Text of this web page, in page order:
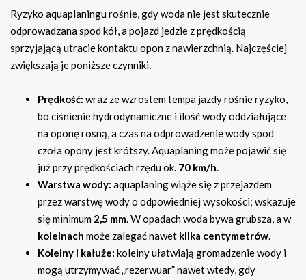
Ryzyko aquaplaningu rośnie, gdy woda nie jest skutecznie
odprowadzana spod kół, a pojazd jedzie z prędkością
sprzyjającą utracie kontaktu opon z nawierzchnią. Najczęściej
zwiększają je poniższe czynniki.
Prędkość: wraz ze wzrostem tempa jazdy rośnie ryzyko,
bo ciśnienie hydrodynamiczne i ilość wody oddziałujące
na oponę rosną, a czas na odprowadzenie wody spod
czoła opony jest krótszy. Aquaplaning może pojawić się
już przy prędkościach rzędu ok. 70 km/h.
Warstwa wody: aquaplaning wiąże się z przejazdem
przez warstwę wody o odpowiedniej wysokości; wskazuje
się minimum 2,5 mm. W opadach woda bywa grubsza, a w
koleinach może zalegać nawet kilka centymetrów.
Koleiny i kałuże: koleiny ułatwiają gromadzenie wody i
mogą utrzymywać „rezerwuar” nawet wtedy, gdy